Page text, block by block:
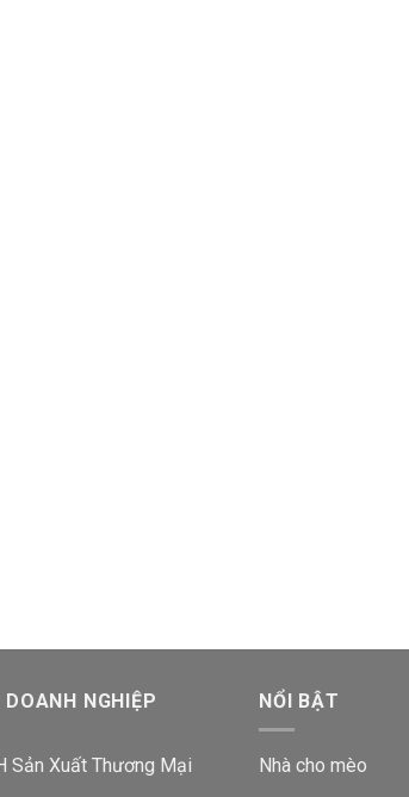
NGHIỆP
Sản Xuất Thương Mại
NỔI BẬT
Nhà cho mèo